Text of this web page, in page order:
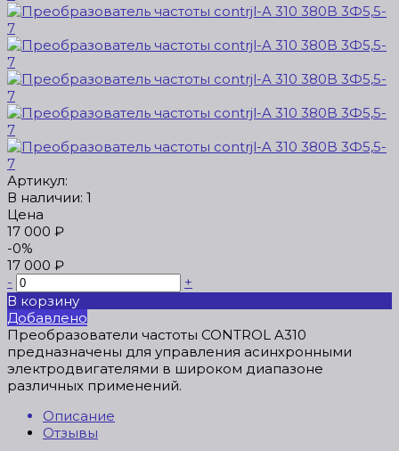
Артикул:
В наличии: 1
Цена
17 000 ₽
-0%
17 000 ₽
-
+
В корзину
Добавлено
Преобразователи частоты CONTROL A310
предназначены для управления асинхронными
электродвигателями в широком диапазоне
различных применений.
Описание
Отзывы